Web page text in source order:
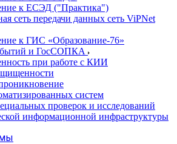
к ЕСЭД ("Практика")
сеть передачи данных сеть ViPNet
к ГИС «Образование-76»
и ГосСОПКА
при работе с КИИ
систем
проверок и исследований
информационной инфраструктуры